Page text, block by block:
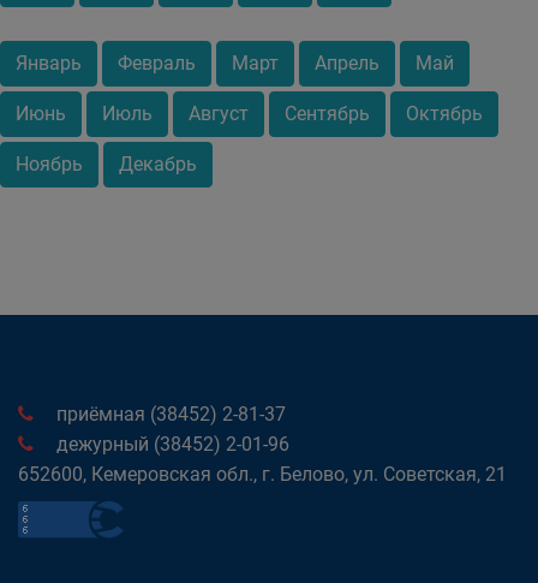
Январь Февраль Март Апрель Май
Июнь Июль Август Сентябрь Октябрь
Ноябрь Декабрь
приёмная (38452) 2-81-37
дежурный (38452) 2-01-96
652600, Кемеровская обл., г. Белово, ул. Советская, 21